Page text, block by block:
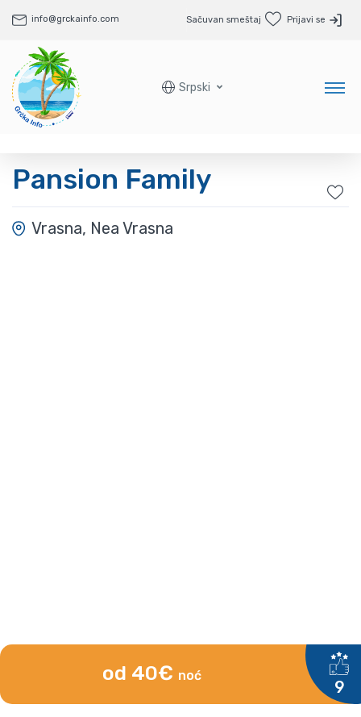
info@grckainfo.com Sačuvan smeštaj Prijavi se
Srpski
Pansion Family
Vrasna, Nea Vrasna
9
od 40€ noć